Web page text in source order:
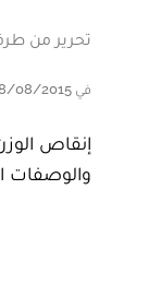
تحرير من
في 28/08/2015 على الساعة 10:36
إنقاص
والوصفات